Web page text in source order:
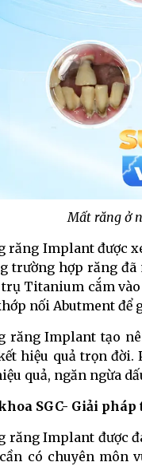
Mất răng ở
răng Implant được
trường hợp răng
Titanium cắm vào
nối Abutment để
răng Implant tạo
hiệu quả trọn
quả, ngăn ngừa
SGC- Giải
răng Implant được
có chuyên môn